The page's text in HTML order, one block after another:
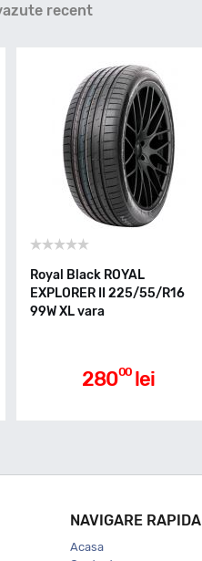
recent
Royal Black ROYAL
EXPLORER II 225/55/R16
99W XL vara
28000 lei
NAVIGARE RAPIDA
Acasa